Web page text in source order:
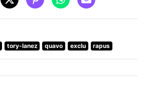
tory-lanez quavo exclu rapus